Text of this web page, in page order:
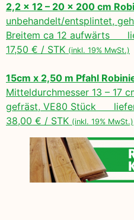
2,2 x 12 – 20 x 200 cm
unbehandelt/entsplintet,
Breitem ca 12 aufwärts
17,50 € / STK (inkl. 19% MwSt.)
15cm x 2,50 m Pfahl
Mitteldurchmesser 13 – 17
gefräst, VE80 Stück
38,00 € / STK (inkl. 19% MwSt.)